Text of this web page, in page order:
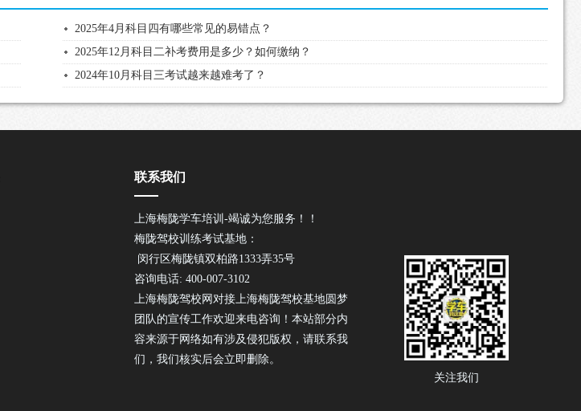
2025年4月科目四有哪些常见的易错点？
2025年12月科目二补考费用是多少？如何缴纳？
2024年10月科目三考试越来越难考了？
关注我们
联系我们
上海梅陇学车培训-竭诚为您服务！！
梅陇驾校训练考试基地：
闵行区梅陇镇双柏路1333弄35号
咨询电话: 400-007-3102
上海梅陇驾校网对接上海梅陇驾校基地圆梦
团队的宣传工作欢迎来电咨询！本站部分内
容来源于网络如有涉及侵犯版权，请联系我
们，我们核实后会立即删除。